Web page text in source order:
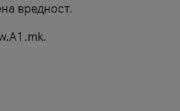
вредност.